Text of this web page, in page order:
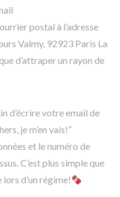
postal à l’adresse
Valmy, 92923 Paris La
d’attraper un rayon de
d’écrire votre email de
je m’en vais!”
et le numéro de
C’est plus simple que
d’un régime!